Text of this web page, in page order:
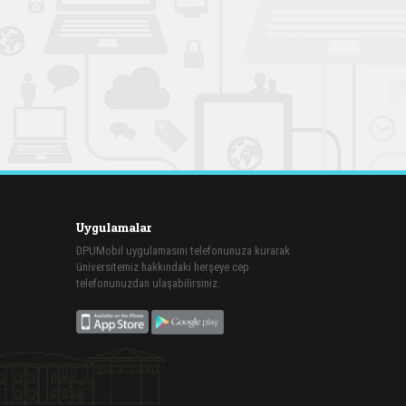
Uygulamalar
DPUMobil uygulamasını telefonunuza kurarak
üniversitemiz hakkındaki herşeye cep
telefonunuzdan ulaşabilirsiniz.